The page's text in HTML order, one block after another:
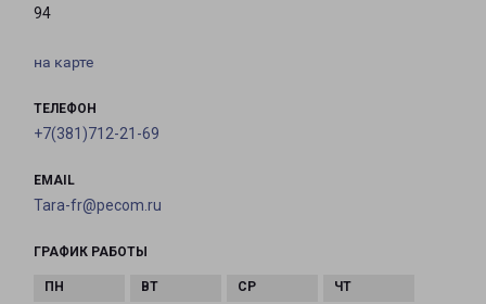
94
на карте
ТЕЛЕФОН
+7(381)712-21-69
EMAIL
Tara-fr@pecom.ru
ГРАФИК РАБОТЫ